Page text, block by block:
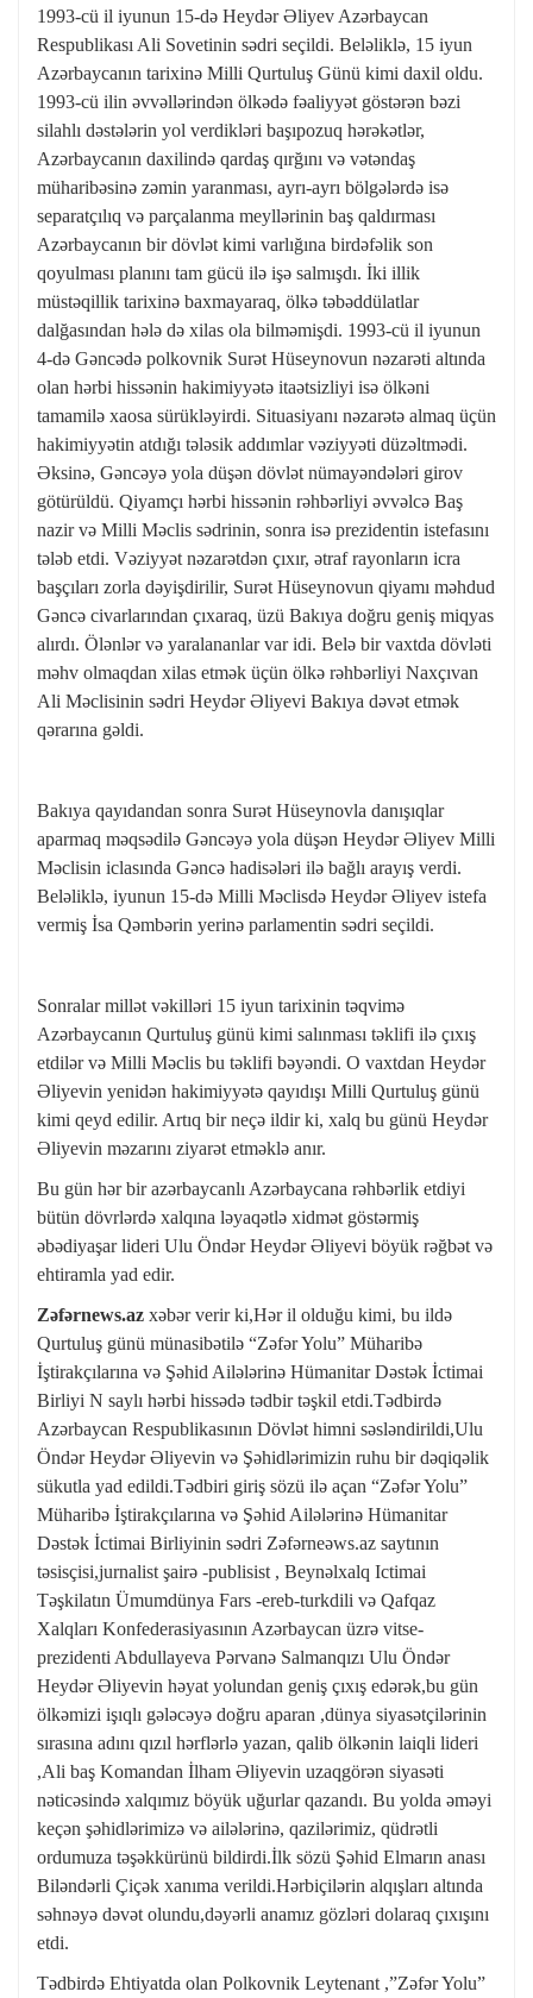
1993-cü il iyunun 15-də Heydər Əliyev Azərbaycan
Respublikası Ali Sovetinin sədri seçildi. Beləliklə, 15 iyun
Azərbaycanın tarixinə Milli Qurtuluş Günü kimi daxil oldu.
1993-сü ilin əvvəllərindən ölkədə fəaliyyət göstərən bəzi
silahlı dəstələrin yol verdikləri başıpozuq hərəkətlər,
Azərbaycanın daxilində qardaş qırğını və vətəndaş
müharibəsinə zəmin yaranması, ayrı-ayrı bölgələrdə isə
separatçılıq və parçalanma meyllərinin baş qaldırması
Azərbaycanın bir dövlət kimi varlığına birdəfəlik son
qoyulması planını tam gücü ilə işə salmışdı. İki illik
müstəqillik tarixinə baxmayaraq, ölkə təbəddülatlar
dalğasından hələ də xilas ola bilməmişdi. 1993-cü il iyunun
4-də Gəncədə polkovnik Surət Hüseynovun nəzarəti altında
olan hərbi hissənin hakimiyyətə itaətsizliyi isə ölkəni
tamamilə xaosa sürükləyirdi. Situasiyanı nəzarətə almaq üçün
hakimiyyətin atdığı tələsik addımlar vəziyyəti düzəltmədi.
Əksinə, Gəncəyə yola düşən dövlət nümayəndələri girov
götürüldü. Qiyamçı hərbi hissənin rəhbərliyi əvvəlcə Baş
nazir və Milli Məclis sədrinin, sonra isə prezidentin istefasını
tələb etdi. Vəziyyət nəzarətdən çıxır, ətraf rayonların icra
başçıları zorla dəyişdirilir, Surət Hüseynovun qiyamı məhdud
Gəncə civarlarından çıxaraq, üzü Bakıya doğru geniş miqyas
alırdı. Ölənlər və yaralananlar var idi. Belə bir vaxtda dövləti
məhv olmaqdan xilas etmək üçün ölkə rəhbərliyi Naxçıvan
Ali Məclisinin sədri Heydər Əliyevi Bakıya dəvət etmək
qərarına gəldi.
Bakıya qayıdandan sonra Surət Hüseynovla danışıqlar
aparmaq məqsədilə Gəncəyə yola düşən Heydər Əliyev Milli
Məclisin iclasında Gəncə hadisələri ilə bağlı arayış verdi.
Beləliklə, iyunun 15-də Milli Məclisdə Heydər Əliyev istefa
vermiş İsa Qəmbərin yerinə parlamentin sədri seçildi.
Sonralar millət vəkilləri 15 iyun tarixinin təqvimə
Azərbaycanın Qurtuluş günü kimi salınması təklifi ilə çıxış
etdilər və Milli Məclis bu təklifi bəyəndi. O vaxtdan Heydər
Əliyevin yenidən hakimiyyətə qayıdışı Milli Qurtuluş günü
kimi qeyd edilir. Artıq bir neçə ildir ki, xalq bu günü Heydər
Əliyevin məzarını ziyarət etməklə anır.
Bu gün hər bir azərbaycanlı Azərbaycana rəhbərlik etdiyi
bütün dövrlərdə xalqına ləyaqətlə xidmət göstərmiş
əbədiyaşar lideri Ulu Öndər Heydər Əliyevi böyük rəğbət və
ehtiramla yad edir.
Zəfərnews.az xəbər verir ki,Hər il olduğu kimi, bu ildə
Qurtuluş günü münasibətilə “Zəfər Yolu” Müharibə
İştirakçılarına və Şəhid Ailələrinə Hümanitar Dəstək İctimai
Birliyi N saylı hərbi hissədə tədbir təşkil etdi.Tədbirdə
Azərbaycan Respublikasının Dövlət himni səsləndirildi,Ulu
Öndər Heydər Əliyevin və Şəhidlərimizin ruhu bir dəqiqəlik
sükutla yad edildi.Tədbiri giriş sözü ilə açan “Zəfər Yolu”
Müharibə İştirakçılarına və Şəhid Ailələrinə Hümanitar
Dəstək İctimai Birliyinin sədri Zəfərneəws.az saytının
təsisçisi,jurnalist şairə -publisist , Beynəlxalq Ictimai
Təşkilatın Ümumdünya Fars -ereb-turkdili və Qafqaz
Xalqları Konfederasiyasının Azərbaycan üzrə vitse-
prezidenti Abdullayeva Pərvanə Salmanqızı Ulu Öndər
Heydər Əliyevin həyat yolundan geniş çıxış edərək,bu gün
ölkəmizi işıqlı gələcəyə doğru aparan ,dünya siyasətçilərinin
sırasına adını qızıl hərflərlə yazan, qalib ölkənin laiqli lideri
,Ali baş Komandan İlham Əliyevin uzaqgörən siyasəti
nəticəsində xalqımız böyük uğurlar qazandı. Bu yolda əməyi
keçən şəhidlərimizə və ailələrinə, qazilərimiz, qüdrətli
ordumuza təşəkkürünü bildirdi.İlk sözü Şəhid Elmarın anası
Biləndərli Çiçək xanıma verildi.Hərbiçilərin alqışları altında
səhnəyə dəvət olundu,dəyərli anamız gözləri dolaraq çıxışını
etdi.
Tədbirdə Ehtiyatda olan Polkovnik Leytenant ,”Zəfər Yolu”